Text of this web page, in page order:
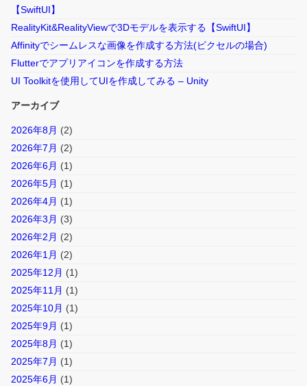
【SwiftUI】
RealityKit&RealityViewで3Dモデルを表示する【SwiftUI】
Affinityでシームレスな画像を作成する方法(ピクセルの場合)
Flutterでアプリアイコンを作成する方法
UI Toolkitを使用してUIを作成してみる – Unity
アーカイブ
2026年8月 (2)
2026年7月 (2)
2026年6月 (1)
2026年5月 (1)
2026年4月 (1)
2026年3月 (3)
2026年2月 (2)
2026年1月 (2)
2025年12月 (1)
2025年11月 (1)
2025年10月 (1)
2025年9月 (1)
2025年8月 (1)
2025年7月 (1)
2025年6月 (1)